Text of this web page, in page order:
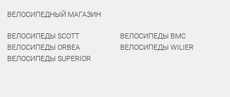
ВЕЛОСИПЕДНЫЙ МАГАЗИН
ВЕЛОСИПЕДЫ SCOTT
ВЕЛОСИПЕДЫ ORBEA
ВЕЛОСИПЕДЫ SUPERIOR
ВЕЛОСИПЕДЫ BMC
ВЕЛОСИПЕДЫ WILIER